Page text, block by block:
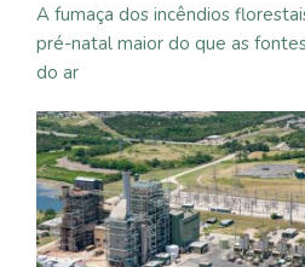
A fumaça dos incêndios
pré-natal maior do que as
do ar